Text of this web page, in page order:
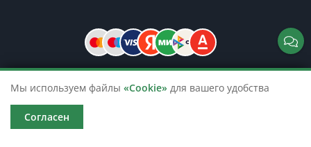
© 2026 TicketsTour. Продажа водных
Мы используем файлы «Cookie» для вашего удобства
Согласен